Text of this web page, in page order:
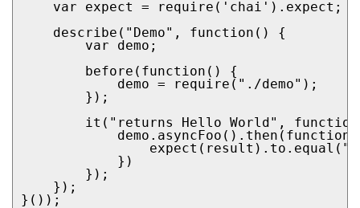
    var expect = require('chai').expect;
    describe("Demo", function() {
        var demo;
        before(function() {
            demo = require("./demo");
        });
it("returns Hello World",
            })
        });
    });
}());